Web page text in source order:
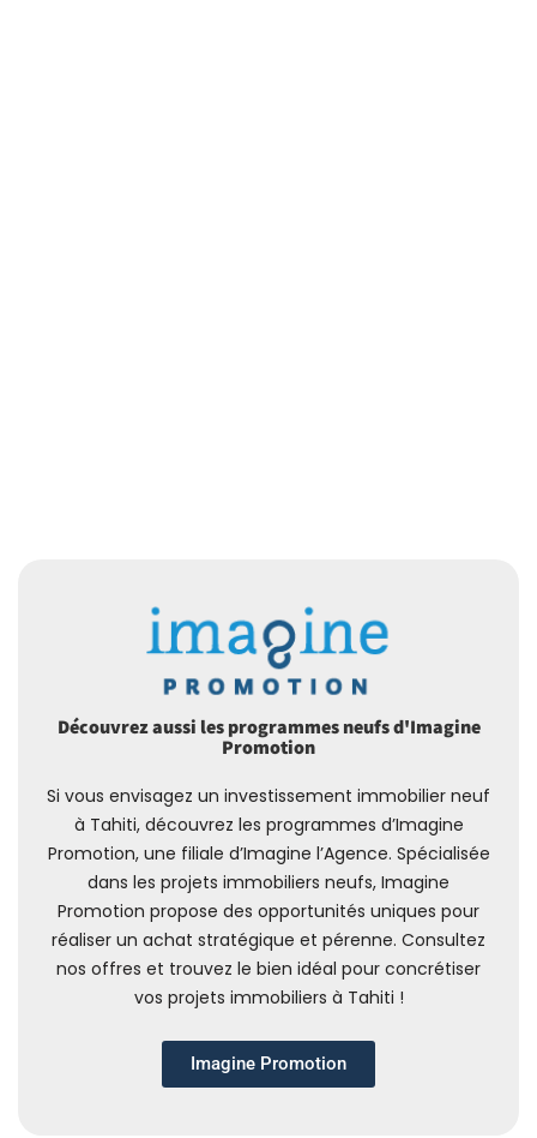
Découvrez aussi les programmes neufs d'Imagine
Promotion
Si vous envisagez un investissement immobilier neuf
à Tahiti, découvrez les programmes d’Imagine
Promotion, une filiale d’Imagine l’Agence. Spécialisée
dans les projets immobiliers neufs, Imagine
Promotion propose des opportunités uniques pour
réaliser un achat stratégique et pérenne. Consultez
nos offres et trouvez le bien idéal pour concrétiser
vos projets immobiliers à Tahiti !
Imagine Promotion